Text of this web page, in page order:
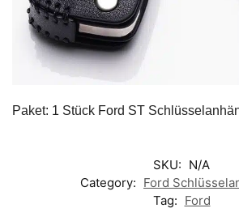
Paket: 1 Stück Ford ST
SKU: N/A
Category: Ford
Tag: Ford